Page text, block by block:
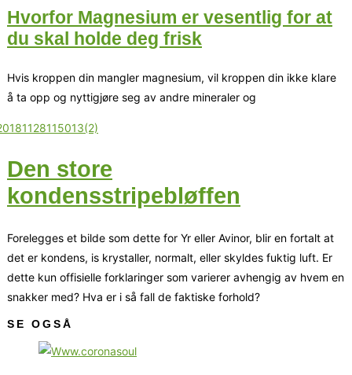
Hvorfor Magnesium er vesentlig for at
du skal holde deg frisk
Hvis kroppen din mangler magnesium, vil kroppen din ikke klare
å ta opp og nyttigjøre seg av andre mineraler og
Den store
kondensstripebløffen
Forelegges et bilde som dette for Yr eller Avinor, blir en fortalt at
det er kondens, is krystaller, normalt, eller skyldes fuktig luft. Er
dette kun offisielle forklaringer som varierer avhengig av hvem en
snakker med? Hva er i så fall de faktiske forhold?
SE OGSÅ